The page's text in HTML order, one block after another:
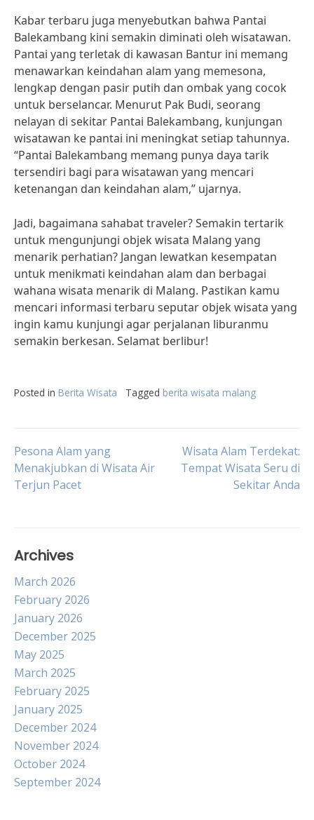
Kabar terbaru juga menyebutkan bahwa Pantai
Balekambang kini semakin diminati oleh wisatawan.
Pantai yang terletak di kawasan Bantur ini memang
menawarkan keindahan alam yang memesona,
lengkap dengan pasir putih dan ombak yang cocok
untuk berselancar. Menurut Pak Budi, seorang
nelayan di sekitar Pantai Balekambang, kunjungan
wisatawan ke pantai ini meningkat setiap tahunnya.
“Pantai Balekambang memang punya daya tarik
tersendiri bagi para wisatawan yang mencari
ketenangan dan keindahan alam,” ujarnya.
Jadi, bagaimana sahabat traveler? Semakin tertarik
untuk mengunjungi objek wisata Malang yang
menarik perhatian? Jangan lewatkan kesempatan
untuk menikmati keindahan alam dan berbagai
wahana wisata menarik di Malang. Pastikan kamu
mencari informasi terbaru seputar objek wisata yang
ingin kamu kunjungi agar perjalanan liburanmu
semakin berkesan. Selamat berlibur!
Posted in Berita Wisata Tagged berita wisata malang
Post
navigation
Pesona Alam yang
Menakjubkan di Wisata Air
Terjun Pacet
Wisata Alam Terdekat:
Tempat Wisata Seru di
Sekitar Anda
Archives
March 2026
February 2026
January 2026
December 2025
May 2025
March 2025
February 2025
January 2025
December 2024
November 2024
October 2024
September 2024